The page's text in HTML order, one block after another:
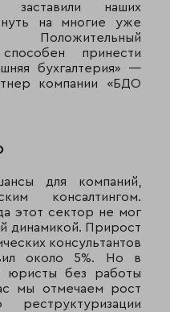
заставили наших
на многие уже
Положительный
принести
бухгалтерия» —
компании «БДО
для компаний,
консалтингом.
этот сектор не мог
динамикой. Прирост
консультантов
около 5%. Но в
юристы без работы
мы отмечаем рост